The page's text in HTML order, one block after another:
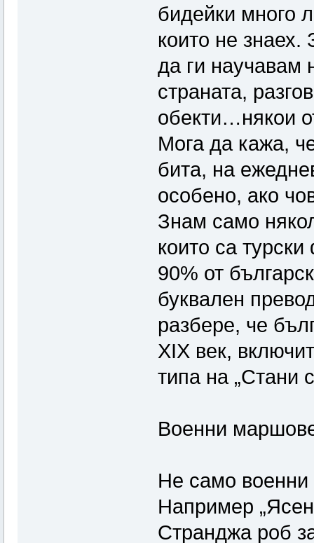
бидейки много
които не
да ги научавам
страната,
обекти…някои
Мога да кажа,
бита, на
особено, ако
Знам само
които са
90% от
буквален
разбере, че
XIX век,
типа на „Стани
Военни
Не само
Например
Странджа роб